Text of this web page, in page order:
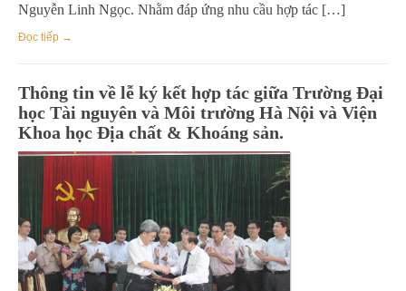
Nguyễn Linh Ngọc. Nhằm đáp ứng nhu cầu hợp tác […]
Đọc tiếp →
Thông tin về lễ ký kết hợp tác giữa Trường Đại
học Tài nguyên và Môi trường Hà Nội và Viện
Khoa học Địa chất & Khoáng sản.